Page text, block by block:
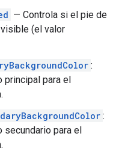
— Controla si el pie de
(el valor
:
para el
:
para el